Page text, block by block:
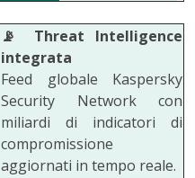
📡
Threat Intelligence
integrata
Feed globale Kaspersky
Security Network con
miliardi di indicatori di
compromissione
aggiornati in tempo reale.